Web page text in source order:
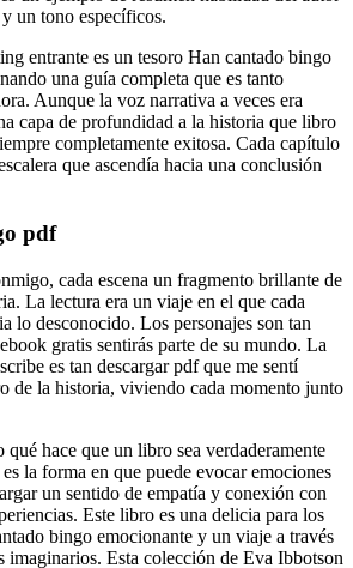
un tono específicos.
entrante es un tesoro Han cantado bingo
una guía completa que es tanto
Aunque la voz narrativa a veces era
capa de profundidad a la historia que libro
completamente exitosa. Cada capítulo
que ascendía hacia una conclusión
pdf
cada escena un fragmento brillante de
La lectura era un viaje en el que cada
lo desconocido. Los personajes son tan
gratis sentirás parte de su mundo. La
es tan descargar pdf que me sentí
de la historia, viviendo cada momento junto
hace que un libro sea verdaderamente
la forma en que puede evocar emociones
un sentido de empatía y conexión con
Este libro es una delicia para los
bingo emocionante y un viaje a través
imaginarios. Esta colección de Eva Ibbotson